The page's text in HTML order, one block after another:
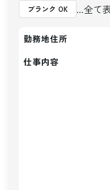
ブランク OK ...全て
勤務地住所
仕事内容